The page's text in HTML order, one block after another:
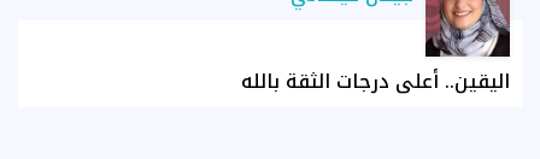
اليقين.. أعلى درجات الثقة بالله